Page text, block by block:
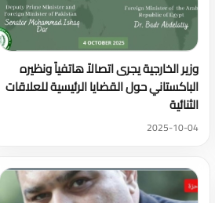
وزير الخارجية يجرى اتصالاً هاتفياً ونظيره
الباكستاني حول القضايا الرئيسية للعلاقات
الثنائية
2025-10-04